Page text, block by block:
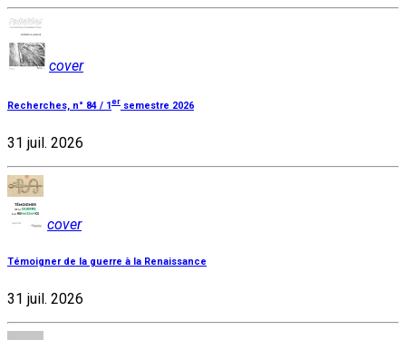
cover
Recherches, n° 84 / 1er semestre 2026
31 juil. 2026
cover
Témoigner de la guerre à la Renaissance
31 juil. 2026